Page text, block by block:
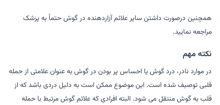
همچنین درصورت داشتن سایر علائم آزاردهنده در گوش حتماً به پزشک
مراجعه نمایید.
نکته مهم
در موارد نادر، درد گوش یا احساس پر بودن در گوش به عنوان علامتی از حمله
قلبی توصیف شده است. این موضوع ممکن است به دلیل دردی باشد که از
قلب به گوش منتقل می شود. البته افرادی که علائم گوش مرتبط با حمله